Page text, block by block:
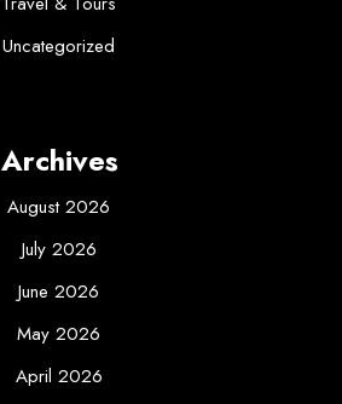
Uncategorized
Archives
August 2026
July 2026
June 2026
May 2026
April 2026